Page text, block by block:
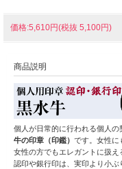
価格:5,610円(税抜 5,100円)
商品説明
個人が日常的に行われる個人
牛の印章（印鑑） です。女性に
女性の方でもエレガントに扱え
認印や銀行印は、実印より小ぶ